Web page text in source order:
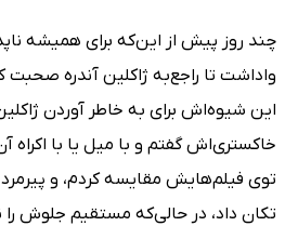
چند روز پیش از این‌که برای همیشه
واداشت تا راجع‌به ژاکلین آندره
این شیوه‌اش برای به خاطر آوردن
خاکستری‌اش گفتم و با میل یا با اکراه
توی فیلم‌هایش مقایسه کردم، و
تکان داد، در حالی‌که مستقیم جلوش را